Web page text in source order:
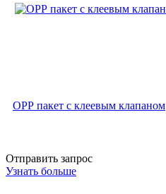
ОРР пакет с клеевым клапаном
Отправить запрос
Узнать больше